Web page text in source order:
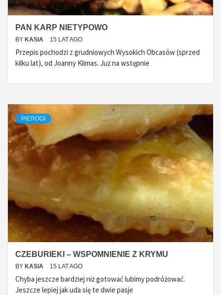
PAN KARP NIETYPOWO
BY KASIA 15 LAT AGO
Przepis pochodzi z grudniowych Wysokich Obcasów (sprzed
kilku lat), od Joanny Klimas. Już na wstępnie
PIEROGI
CZEBURIEKI – WSPOMNIENIE Z KRYMU
BY KASIA 15 LAT AGO
Chyba jeszcze bardziej niż gotować lubimy podróżować.
Jeszcze lepiej jak uda się te dwie pasje